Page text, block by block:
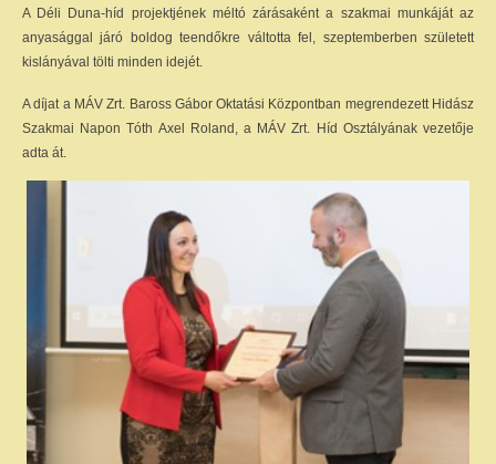
A Déli Duna-híd projektjének méltó zárásaként a szakmai munkáját az
anyasággal járó boldog teendőkre váltotta fel, szeptemberben született
kislányával tölti minden idejét.
A díjat a MÁV Zrt. Baross Gábor Oktatási Központban megrendezett Hidász
Szakmai Napon Tóth Axel Roland, a MÁV Zrt. Híd Osztályának vezetője
adta át.